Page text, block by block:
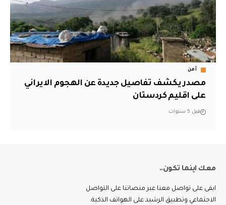
أمن
مصدر يكشف تفاصيل جديدة عن الهجوم الايراني
على اقليم كردستان
قبل 5 سنوات
معك اينما تكون..
ابقى على تواصل معنا عبر منصاتنا على التواصل
الاجتماعي وتطبيق الرشيد على الهواتف الذكية.